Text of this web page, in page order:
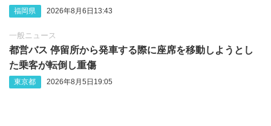
福岡県 2026年8月6日13:43
一般ニュース
都営バス 停留所から発車する際に座席を移動しようとし
た乗客が転倒し重傷
東京都 2026年8月5日19:05